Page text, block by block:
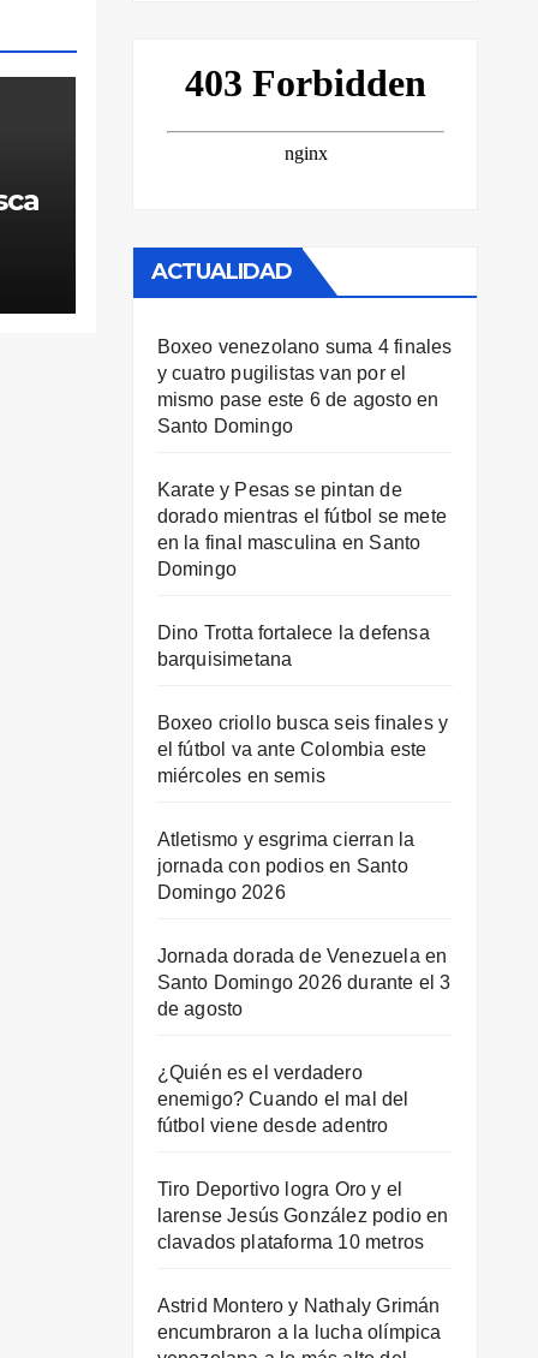
ACTUALIDAD
Boxeo venezolano suma 4 finales
y cuatro pugilistas van por el
mismo pase este 6 de agosto en
Santo Domingo
Karate y Pesas se pintan de
dorado mientras el fútbol se mete
en la final masculina en Santo
Domingo
Dino Trotta fortalece la defensa
barquisimetana
Boxeo criollo busca seis finales y
el fútbol va ante Colombia este
miércoles en semis
Atletismo y esgrima cierran la
jornada con podios en Santo
Domingo 2026
Jornada dorada de Venezuela en
Santo Domingo 2026 durante el 3
de agosto
¿Quién es el verdadero
enemigo? Cuando el mal del
fútbol viene desde adentro
Tiro Deportivo logra Oro y el
larense Jesús González podio en
clavados plataforma 10 metros
Astrid Montero y Nathaly Grimán
encumbraron a la lucha olímpica